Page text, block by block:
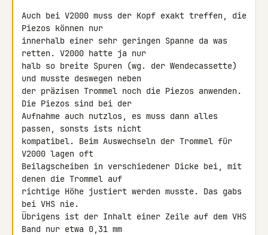
Auch bei V2000 muss der Kopf exakt treffen, die
Piezos können nur
innerhalb einer sehr geringen Spanne da was
retten. V2000 hatte ja nur
halb so breite Spuren (wg. der Wendecassette)
und musste deswegen neben
der präzisen Trommel noch die Piezos anwenden.
Die Piezos sind bei der
Aufnahme auch nutzlos, es muss dann alles
passen, sonsts ists nicht
kompatibel. Beim Auswechseln der Trommel für
V2000 lagen oft
Beilagscheiben in verschiedener Dicke bei, mit
denen die Trommel auf
richtige Höhe justiert werden musste. Das gabs
bei VHS nie.
Übrigens ist der Inhalt einer Zeile auf dem VHS
Band nur etwa 0,31 mm